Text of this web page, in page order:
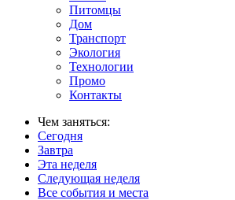
Питомцы
Дом
Транспорт
Экология
Технологии
Промо
Контакты
Чем заняться:
Сегодня
Завтра
Эта неделя
Следующая неделя
Все события и места